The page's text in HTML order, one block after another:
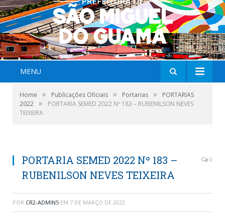
MENU
Home » Publicações Oficiais » Portarias »
PORTARIAS
2022 »
PORTARIA SEMED 2022 Nº 183 – RUBENILSON NEVES
TEIXEIRA
PORTARIA SEMED 2022 Nº 183 –
RUBENILSON NEVES TEIXEIRA
0
POR CR2-ADMIN5 EM 7 DE MARÇO DE 2022